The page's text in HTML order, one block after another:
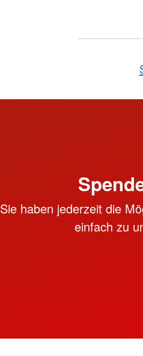
Sie haben jederzeit die
einfach zu